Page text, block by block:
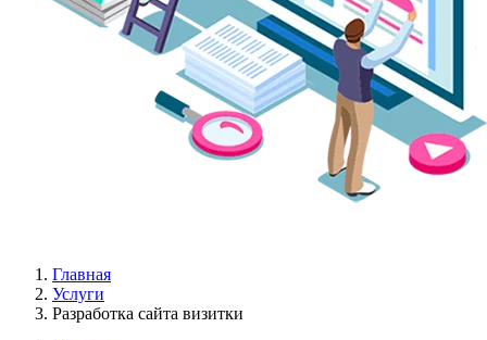
Главная
Услуги
Разработка сайта визитки